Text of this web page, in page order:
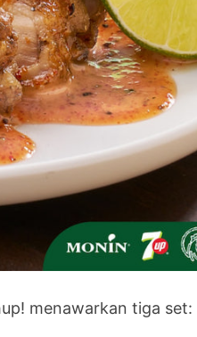
menawarkan tiga set: